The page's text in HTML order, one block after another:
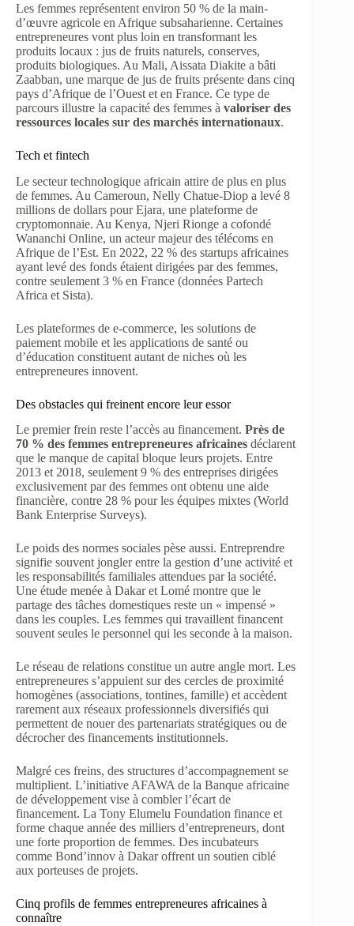
Les femmes représentent environ 50 % de la main-
d’œuvre agricole en Afrique subsaharienne. Certaines
entrepreneures vont plus loin en transformant les
produits locaux : jus de fruits naturels, conserves,
produits biologiques. Au Mali, Aissata Diakite a bâti
Zaabban, une marque de jus de fruits présente dans cinq
pays d’Afrique de l’Ouest et en France. Ce type de
parcours illustre la capacité des femmes à valoriser des
ressources locales sur des marchés internationaux.
Tech et fintech
Le secteur technologique africain attire de plus en plus
de femmes. Au Cameroun, Nelly Chatue-Diop a levé 8
millions de dollars pour Ejara, une plateforme de
cryptomonnaie. Au Kenya, Njeri Rionge a cofondé
Wananchi Online, un acteur majeur des télécoms en
Afrique de l’Est. En 2022, 22 % des startups africaines
ayant levé des fonds étaient dirigées par des femmes,
contre seulement 3 % en France (données Partech
Africa et Sista).
Les plateformes de e-commerce, les solutions de
paiement mobile et les applications de santé ou
d’éducation constituent autant de niches où les
entrepreneures innovent.
Des obstacles qui freinent encore leur essor
Le premier frein reste l’accès au financement. Près de
70 % des femmes entrepreneures africaines déclarent
que le manque de capital bloque leurs projets. Entre
2013 et 2018, seulement 9 % des entreprises dirigées
exclusivement par des femmes ont obtenu une aide
financière, contre 28 % pour les équipes mixtes (World
Bank Enterprise Surveys).
Le poids des normes sociales pèse aussi. Entreprendre
signifie souvent jongler entre la gestion d’une activité et
les responsabilités familiales attendues par la société.
Une étude menée à Dakar et Lomé montre que le
partage des tâches domestiques reste un « impensé »
dans les couples. Les femmes qui travaillent financent
souvent seules le personnel qui les seconde à la maison.
Le réseau de relations constitue un autre angle mort. Les
entrepreneures s’appuient sur des cercles de proximité
homogènes (associations, tontines, famille) et accèdent
rarement aux réseaux professionnels diversifiés qui
permettent de nouer des partenariats stratégiques ou de
décrocher des financements institutionnels.
Malgré ces freins, des structures d’accompagnement se
multiplient. L’initiative AFAWA de la Banque africaine
de développement vise à combler l’écart de
financement. La Tony Elumelu Foundation finance et
forme chaque année des milliers d’entrepreneurs, dont
une forte proportion de femmes. Des incubateurs
comme Bond’innov à Dakar offrent un soutien ciblé
aux porteuses de projets.
Cinq profils de femmes entrepreneures africaines à
connaître